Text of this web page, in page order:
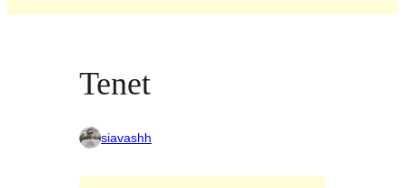
Tenet
siavashh